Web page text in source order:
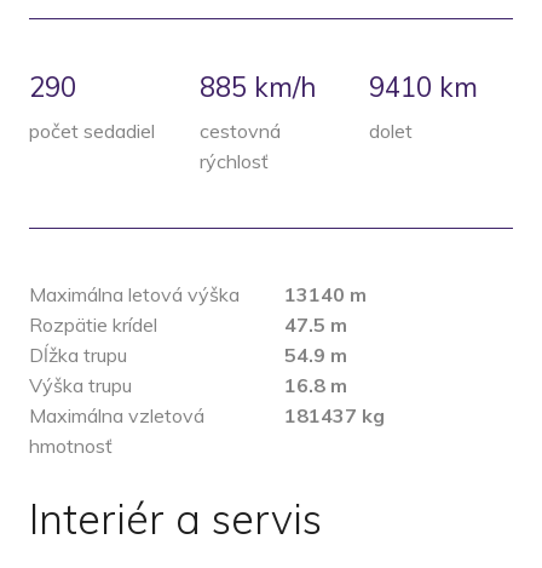
290
počet sedadiel
885 km/h
cestovná
rýchlosť
9410 km
dolet
Maximálna letová výška
Rozpätie krídel
Dĺžka trupu
Výška trupu
Maximálna vzletová
hmotnosť
13140 m
47.5 m
54.9 m
16.8 m
181437 kg
Interiér a servis